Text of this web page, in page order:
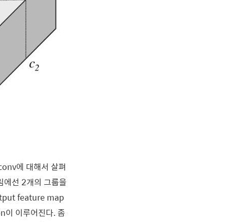
에 대해서 살펴
선 2개의 그룹을
feature map
이루어진다. 좀